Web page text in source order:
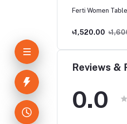
Ferti Women
৳1,520.00
Reviews &
0.0